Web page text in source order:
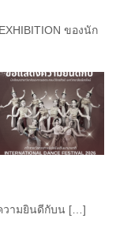
ของนัก
วามยินดีกับน […]